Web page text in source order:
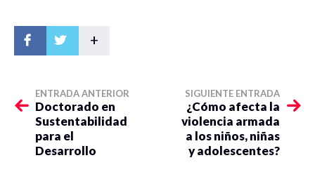
+
ENTRADA ANTERIOR
Doctorado en
Sustentabilidad
para el
Desarrollo
SIGUIENTE ENTRADA
¿Cómo afecta la
violencia armada
a los niños, niñas
y adolescentes?